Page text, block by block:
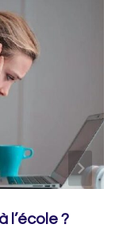
l’école ?